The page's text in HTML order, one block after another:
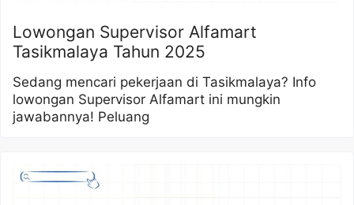
Lowongan Supervisor Alfamart
Tasikmalaya Tahun 2025
Sedang mencari pekerjaan di Tasikmalaya? Info
lowongan Supervisor Alfamart ini mungkin
jawabannya! Peluang